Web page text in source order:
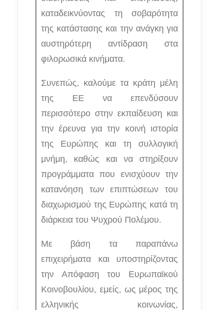
καταδεικνύοντας τη σοβαρότητα
της κατάστασης και την ανάγκη για
αυστηρότερη αντίδραση στα
φιλορωσικά κινήματα.
Συνεπώς, καλούμε τα κράτη μέλη
της ΕΕ να επενδύσουν
περισσότερο στην εκπαίδευση και
την έρευνα για την κοινή ιστορία
της Ευρώπης και τη συλλογική
μνήμη, καθώς και να στηρίξουν
προγράμματα που ενισχύουν την
κατανόηση των επιπτώσεων του
διαχωρισμού της Ευρώπης κατά τη
διάρκεια του Ψυχρού Πολέμου.
Με βάση τα παραπάνω
επιχειρήματα και υποστηρίζοντας
την Απόφαση του Ευρωπαϊκού
Κοινοβουλίου, εμείς, ως μέρος της
ελληνικής κοινωνίας,